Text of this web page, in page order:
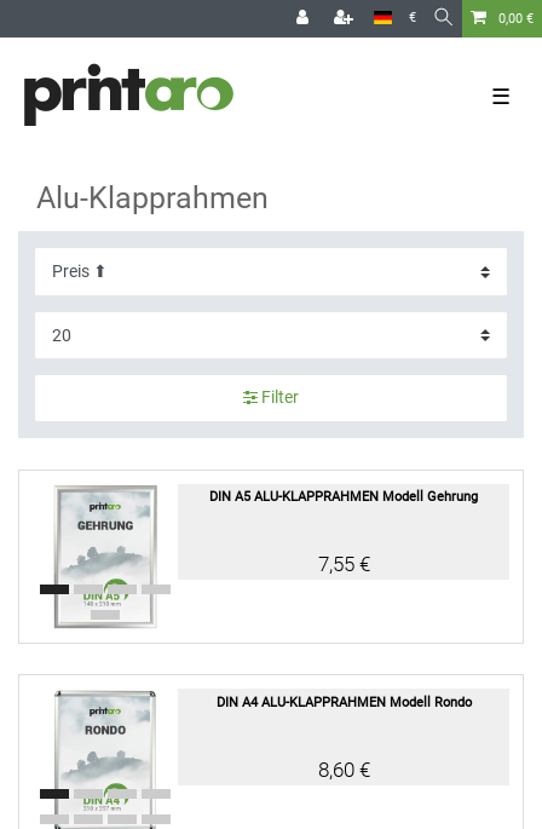
€ 0,00 €
☰
Alu-Klapprahmen
Filter
DIN A5 ALU-KLAPPRAHMEN Modell Gehrung
7,55 €
DIN A4 ALU-KLAPPRAHMEN Modell Rondo
8,60 €